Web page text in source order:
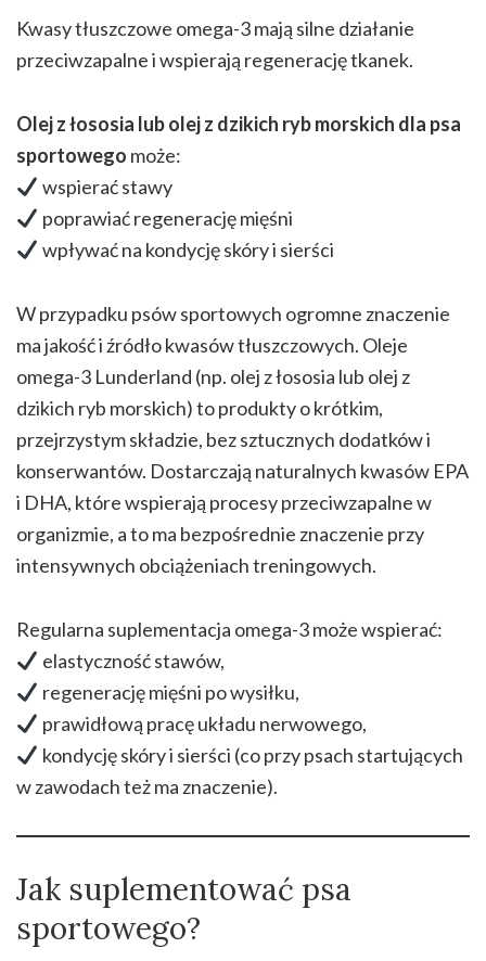
Kwasy tłuszczowe omega-3 mają silne działanie
przeciwzapalne i wspierają regenerację tkanek.
Olej z łososia lub olej z dzikich ryb morskich dla psa
sportowego może:
wspierać stawy
poprawiać regenerację mięśni
wpływać na kondycję skóry i sierści
W przypadku psów sportowych ogromne znaczenie
ma jakość i źródło kwasów tłuszczowych. Oleje
omega-3 Lunderland (np. olej z łososia lub olej z
dzikich ryb morskich) to produkty o krótkim,
przejrzystym składzie, bez sztucznych dodatków i
konserwantów. Dostarczają naturalnych kwasów EPA
i DHA, które wspierają procesy przeciwzapalne w
organizmie, a to ma bezpośrednie znaczenie przy
intensywnych obciążeniach treningowych.
Regularna suplementacja omega-3 może wspierać:
elastyczność stawów,
regenerację mięśni po wysiłku,
prawidłową pracę układu nerwowego,
kondycję skóry i sierści (co przy psach startujących
w zawodach też ma znaczenie).
Jak suplementować psa
sportowego?